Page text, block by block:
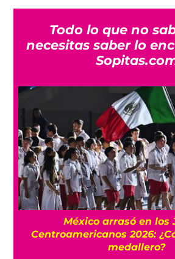
Todo lo que no
necesitas saber lo
México arrasó en los
Centroamericanos 2026:
medallero?